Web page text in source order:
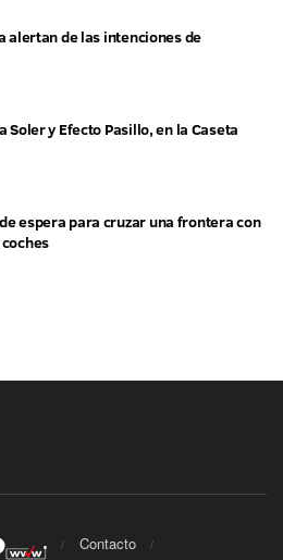
alertan de las intenciones de
Soler y Efecto Pasillo, en la Caseta
espera para cruzar una frontera con
Contacto